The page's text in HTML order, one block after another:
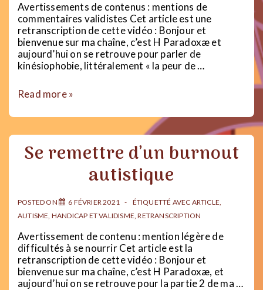
Avertissements de contenus : mentions de
commentaires validistes Cet article est une
retranscription de cette vidéo : Bonjour et
bienvenue sur ma chaîne, c’est H Paradoxæ et
aujourd’hui on se retrouve pour parler de
kinésiophobie, littéralement « la peur de …
Kinésiophobie,
dépression…
Read more »
Se remettre d’un burnout
autistique
POSTED ON 6 FÉVRIER 2021 ÉTIQUETTÉ AVEC ARTICLE,
AUTISME, HANDICAP ET VALIDISME,RETRANSCRIPTION
Avertissement de contenu : mention légère de
difficultés à se nourrir Cet article est la
retranscription de cette vidéo : Bonjour et
bienvenue sur ma chaîne, c’est H Paradoxæ, et
aujourd’hui on se retrouve pour la partie 2 de ma …